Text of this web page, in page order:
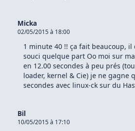
Micka
02/05/2015 à 18:00
1 minute 40 !! ça fait beaucoup, il
souci quelque part Oo moi sur
en 12.00 secondes à peu prés
loader, kernel & Cie) je ne gagne
secondes avec linux-ck sur du
Bil
10/05/2015 à 17:10